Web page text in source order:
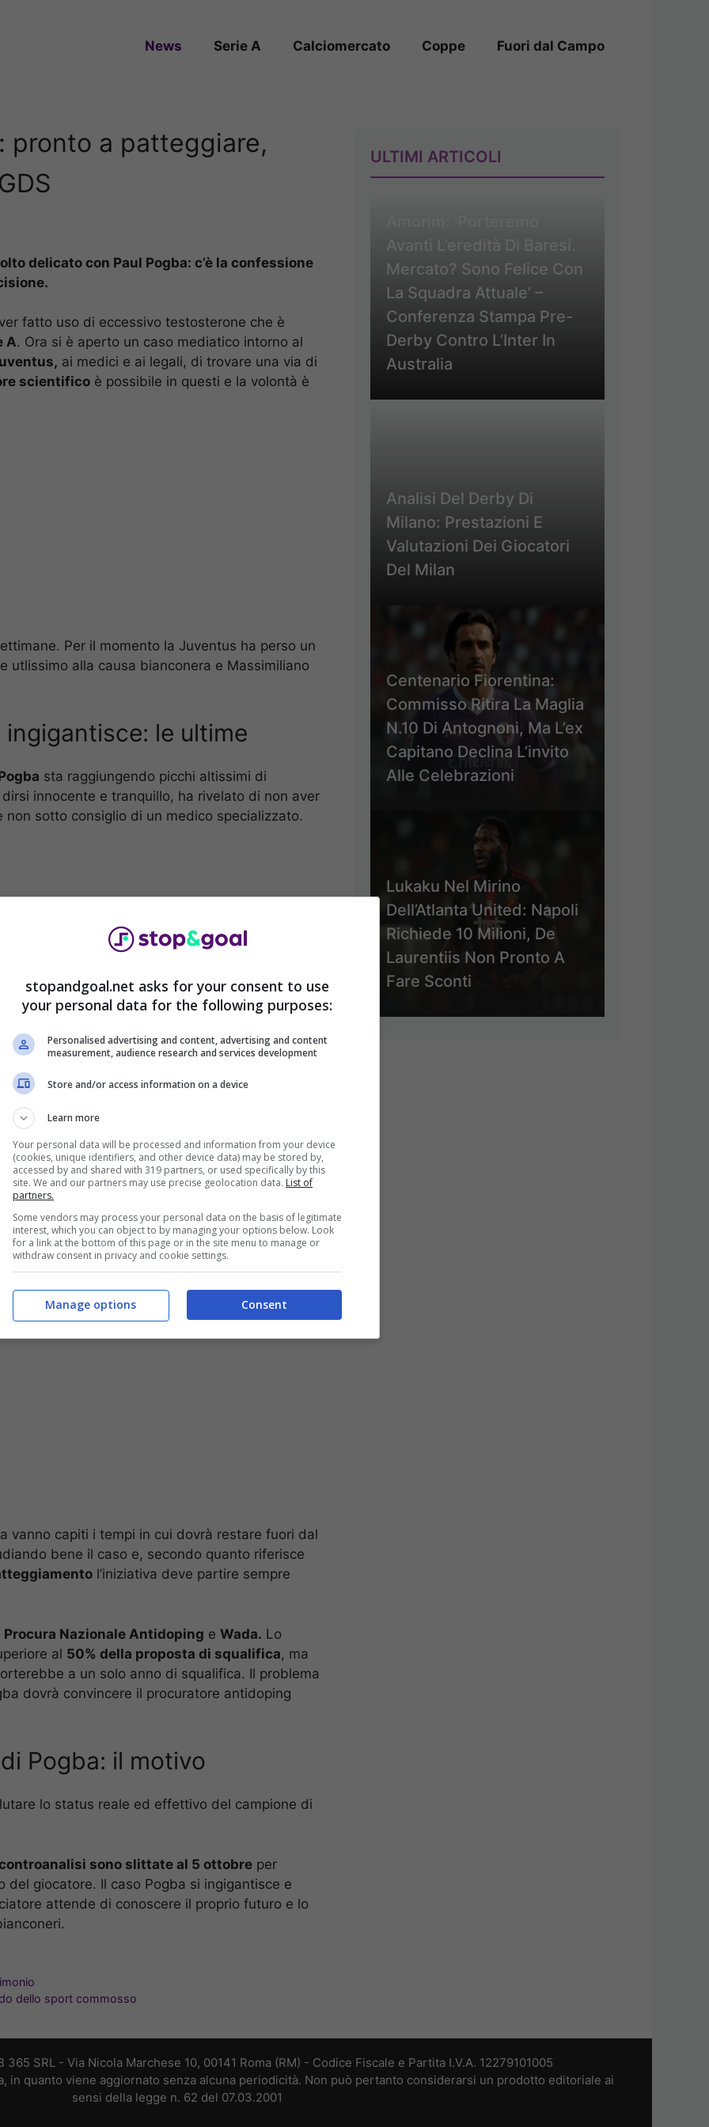
News Serie A Calciomercato Coppe Fuori dal Campo
pronto a patteggiare,
delicato con Paul Pogba: c’è la confessione
fatto uso di eccessivo testosterone che è
A. Ora si è aperto un caso mediatico intorno al
ai medici e ai legali, di trovare una via di
scientifico è possibile in questi e la volontà è
Per il momento la Juventus ha perso un
utlissimo alla causa bianconera e Massimiliano
le ultime
sta raggiungendo picchi altissimi di
innocente e tranquillo, ha rivelato di non aver
sotto consiglio di un medico specializzato.
sportivi europei e in ogni tv, considerata
errore – se fosse accertato – può costare
lunga e portare anche all’addio al
per il patteggiamento
campione B della sua urina in cui sono state
esame compiuto dal laboratorio antidoping di
vanno capiti i tempi in cui dovrà restare fuori dal
bene il caso e, secondo quanto riferisce
l’iniziativa deve partire sempre
Procura Nazionale Antidoping e Wada. Lo
al 50% della proposta di squalifica, ma
a un solo anno di squalifica. Il problema
dovrà convincere il procuratore antidoping
Pogba: il motivo
lo status reale ed effettivo del campione di
sono slittate al 5 ottobre per
giocatore. Il caso Pogba si ingigantisce e
attende di conoscere il proprio futuro e lo
dello sport commosso
ULTIMI ARTICOLI
Avanti L’eredità Di Baresi.
Mercato? Sono Felice Con
La Squadra Attuale’ –
Conferenza Stampa Pre-
Derby Contro L’Inter In
Australia
Analisi Del Derby Di
Milano: Prestazioni E
Valutazioni Dei Giocatori
Del Milan
Centenario Fiorentina:
Commisso Ritira La Maglia
N.10 Di Antognoni, Ma L’ex
Capitano Declina L’invito
Alle Celebrazioni
Lukaku Nel Mirino
Dell’Atlanta United: Napoli
Richiede 10 Milioni, De
Laurentiis Non Pronto A
Fare Sconti
SRL - Via Nicola Marchese 10, 00141 Roma (RM) - Codice Fiscale e Partita I.V.A. 12279101005
in quanto viene aggiornato senza alcuna periodicità. Non può pertanto considerarsi un prodotto editoriale ai
sensi della legge n. 62 del 07.03.2001
stopandgoal.net asks for your consent to use
your personal data for the following purposes:
Personalised advertising and content, advertising and content
measurement, audience research and services development
Store and/or access information on a device
Learn more
Your personal data will be processed and information from your device
(cookies, unique identifiers, and other device data) may be stored by,
accessed by and shared with 319 partners, or used specifically by this
site. We and our partners may use precise geolocation data. List of
partners.
Some vendors may process your personal data on the basis of legitimate
interest, which you can object to by managing your options below. Look
for a link at the bottom of this page or in the site menu to manage or
withdraw consent in privacy and cookie settings.
Consent
Manage options